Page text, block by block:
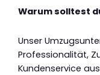
Warum solltest
Unser
Professionalität,
Kundenservice